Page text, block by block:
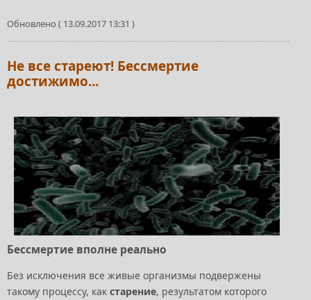
Обновлено ( 13.09.2017 13:31 )
Не все стареют! Бессмертие
достижимо...
Бессмертие вполне реально
Без исключения все живые организмы подвержены
такому процессу, как старение, результатом которого